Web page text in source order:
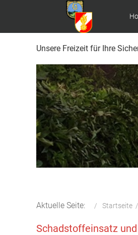
Unsere Freizeit für Ihre
Aktuelle Seite: Startseite
Schadstoffeinsatz